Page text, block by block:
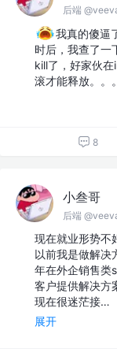
后端
我真的傻逼
时后，我查了
kill了，好家伙
滚才能释放。。
8
小叁哥
后端
现在就业形势不
以前我是做解决
年在外企销售类
客户提供解决方
现在很迷茫接…
展开